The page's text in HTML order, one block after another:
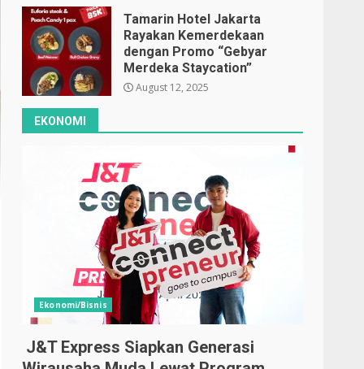
Tamarin Hotel Jakarta
Rayakan Kemerdekaan
dengan Promo “Gebyar
Merdeka Staycation”
August 12, 2025
EKONOMI
Ekonomi/Bisnis
J&T Express Siapkan Generasi